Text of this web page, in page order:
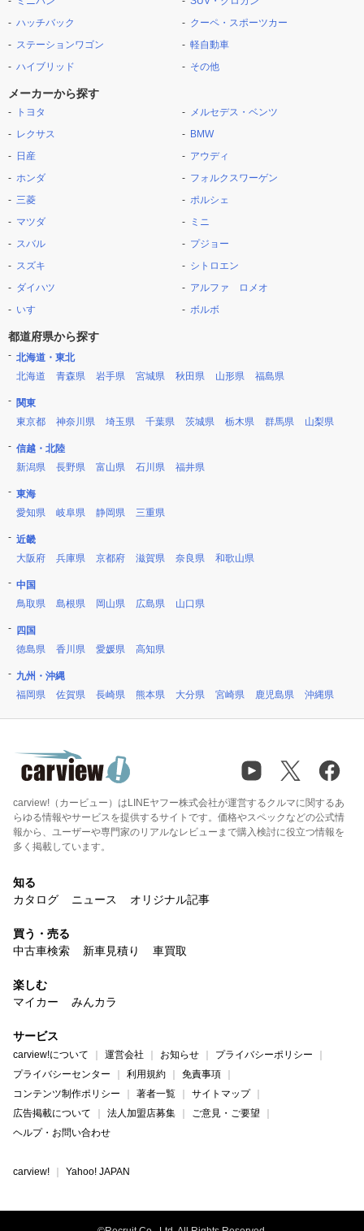
ハッチバック
ステーションワゴン
ハイブリッド
クーペ・スポーツカー
軽自動車
その他
メーカーから探す
トヨタ
レクサス
日産
ホンダ
三菱
マツダ
スバル
スズキ
ダイハツ
いすゞ
メルセデス・ベンツ
BMW
アウディ
フォルクスワーゲン
ポルシェ
ミニ
プジョー
シトロエン
アルファ ロメオ
ボルボ
都道府県から探す
北海道・東北
北海道
青森県 岩手県 宮城県 秋田県 山形県 福島県
関東
東京都
神奈川県 埼玉県 千葉県 茨城県 栃木県 群馬県 山梨県
信越・北陸
新潟県
長野県 富山県 石川県 福井県
東海
愛知県
岐阜県 静岡県 三重県
近畿
大阪府
兵庫県 京都府 滋賀県 奈良県 和歌山県
中国
鳥取県
島根県 岡山県 広島県 山口県
四国
徳島県
香川県 愛媛県 高知県
九州・沖縄
福岡県
佐賀県 長崎県 熊本県 大分県 宮崎県 鹿児島県 沖縄県
carview!（カービュー）はLINEヤフー株式会社が運営するクルマに関するあ
らゆる情報やサービスを提供するサイトです。価格やスペックなどの公式情
報から、ユーザーや専門家のリアルなレビューまで購入検討に役立つ情報を
多く掲載しています。
知る
カタログ
ニュース オリジナル記事
買う・売る
中古車検索
新車見積り 車買取
楽しむ
マイカー
みんカラ
サービス
carview!について 運営会社 お知らせ
プライバシーポリシー
プライバシーセンター
利用規約
免責事項
コンテンツ制作ポリシー
著者一覧
サイトマップ
広告掲載について
法人加盟店募集
ご意見・ご要望
ヘルプ・お問い合わせ
carview! Yahoo! JAPAN